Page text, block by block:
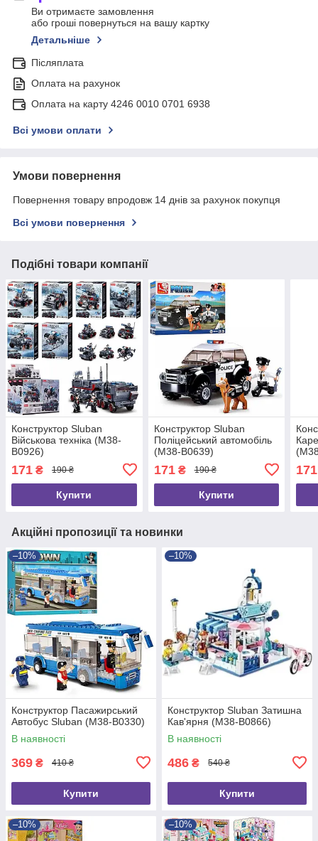
Ви отримаєте замовлення
або гроші повернуться на вашу картку
Детальніше
Післяплата
Оплата на рахунок
Оплата на карту 4246 0010 0701 6938
Всі умови оплати
Умови повернення
Повернення товару впродовж 14 днів за рахунок покупця
Всі умови повернення
Подібні товари компанії
Конструктор Sluban
Військова техніка (M38-
B0926)
171 ₴ 190 ₴
Купити
Конструктор Sluban
Поліцейський автомобіль
(M38-B0639)
171₴ 190 ₴
Купити
171
Акційні пропозиції та новинки
–10%
Конструктор Пасажирський
Автобус Sluban (M38-B0330)
В наявності
369 ₴ 410 ₴
Купити
–10%
Конструктор Sluban Затишна
Кав'ярня (M38-B0866)
В наявності
486 ₴ 540 ₴
Купити
–10% –10%